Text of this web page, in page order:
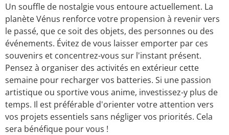
Un souffle de nostalgie vous entoure actuellement. La
planète Vénus renforce votre propension à revenir vers
le passé, que ce soit des objets, des personnes ou des
événements. Évitez de vous laisser emporter par ces
souvenirs et concentrez-vous sur l'instant présent.
Pensez à organiser des activités en extérieur cette
semaine pour recharger vos batteries. Si une passion
artistique ou sportive vous anime, investissez-y plus de
temps. Il est préférable d'orienter votre attention vers
vos projets essentiels sans négliger vos priorités. Cela
sera bénéfique pour vous !